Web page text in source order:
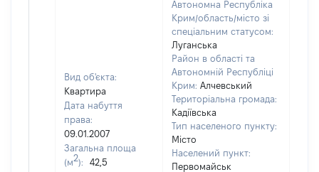
Вид об'єкта:
Квартира
Дата набуття
права:
09.01.2007
Загальна площа
(м2):
42,5
Автономна Республіка
Крим/область/місто зі
спеціальним статусом:
Луганська
Район в області та
Автономній Республіці
Крим: Алчевський
Територіальна громада:
Кадіївська
Тип населеного пункту:
Місто
Населений пункт:
Первомайськ